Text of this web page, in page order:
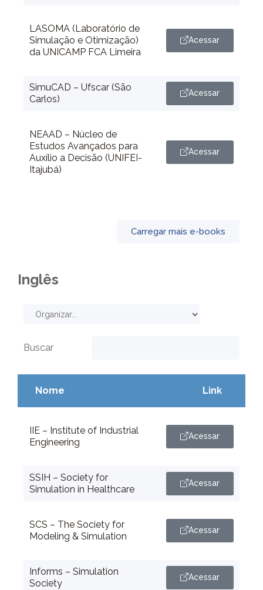
LASOMA (Laboratório de
Simulação e Otimização)
da UNICAMP FCA Limeira
Acessar
SimuCAD – Ufscar (São
Carlos)
Acessar
NEAAD – Núcleo de
Estudos Avançados para
Auxílio a Decisão (UNIFEI-
Itajubá)
Acessar
Carregar mais e-books
Inglês
Buscar
Nome Link
IIE – Institute of Industrial
Engineering
Acessar
SSIH – Society for
Simulation in Healthcare
Acessar
SCS – The Society for
Modeling & Simulation
Acessar
Informs – Simulation
Society
Acessar